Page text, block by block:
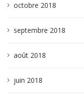
octobre 2018
septembre 2018
août 2018
juin 2018